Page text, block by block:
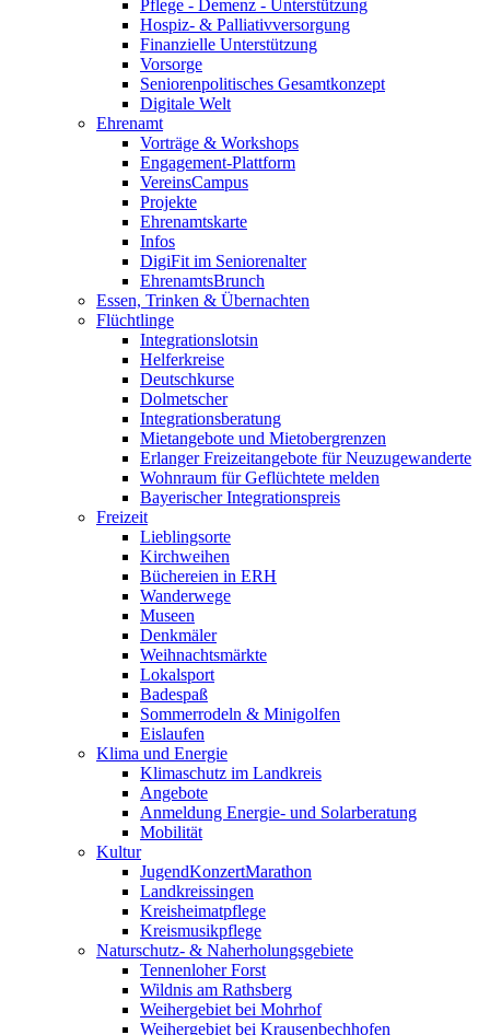
Pflege - Demenz - Unterstützung
Hospiz- & Palliativversorgung
Finanzielle Unterstützung
Vorsorge
Seniorenpolitisches Gesamtkonzept
Digitale Welt
Ehrenamt
Vorträge & Workshops
Engagement-Plattform
VereinsCampus
Projekte
Ehrenamtskarte
Infos
DigiFit im Seniorenalter
EhrenamtsBrunch
Essen, Trinken & Übernachten
Flüchtlinge
Integrationslotsin
Helferkreise
Deutschkurse
Dolmetscher
Integrationsberatung
Mietangebote und Mietobergrenzen
Erlanger Freizeitangebote für Neuzugewanderte
Wohnraum für Geflüchtete melden
Bayerischer Integrationspreis
Freizeit
Lieblingsorte
Kirchweihen
Büchereien in ERH
Wanderwege
Museen
Denkmäler
Weihnachtsmärkte
Lokalsport
Badespaß
Sommerrodeln & Minigolfen
Eislaufen
Klima und Energie
Klimaschutz im Landkreis
Angebote
Anmeldung Energie- und Solarberatung
Mobilität
Kultur
JugendKonzertMarathon
Landkreissingen
Kreisheimatpflege
Kreismusikpflege
Naturschutz- & Naherholungsgebiete
Tennenloher Forst
Wildnis am Rathsberg
Weihergebiet bei Mohrhof
Weihergebiet bei Krausenbechhofen